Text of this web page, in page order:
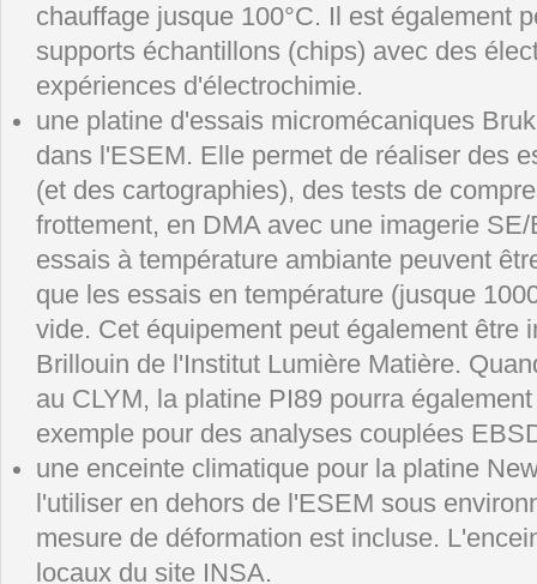
chauffage jusque 100°C. Il est également
supports échantillons (chips) avec des
expériences d'électrochimie.
une platine d'essais micromécaniques
dans l'ESEM. Elle permet de réaliser des
(et des cartographies), des tests de
frottement, en DMA avec une imagerie
essais à température ambiante peuvent
que les essais en température (jusque
vide. Cet équipement peut également être
Brillouin de l'Institut Lumière Matière.
au CLYM, la platine PI89 pourra
exemple pour des analyses couplées
une enceinte climatique pour la platine
l'utiliser en dehors de l'ESEM sous
mesure de déformation est incluse.
locaux du site INSA.